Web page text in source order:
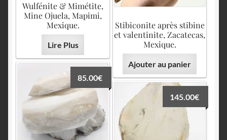
Wulfénite & Mimétite,
Mine Ojuela, Mapimi,
Mexique.
Lire Plus
Stibiconite après stibine
et valentinite, Zacatecas,
Mexique.
Ajouter au panier
85.00€
145.00€